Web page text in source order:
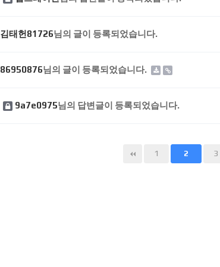
김태헌81726님의 글이 등록되었습니다.
86950876님의 글이 등록되었습니다.
9a7e0975님의 답변글이 등록되었습니다.
1 2 3
다음 맨끝